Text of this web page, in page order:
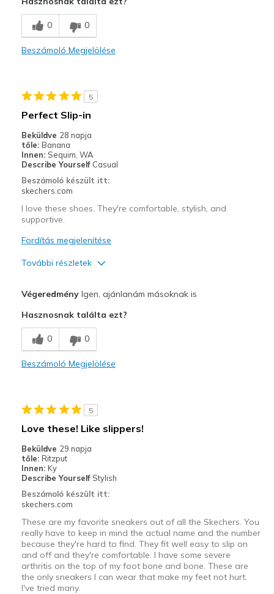
Breathe Well
Comfortable
Legjobb használat
Travel
Width
Feels true to width
Sizing
View On Shoes
I'm Into Shoes
0 0
Beszámoló Megjelölése
5
Perfect Slip-in
Beküldve 28 napja
tőle: Banana
Innen: Sequim, WA
Describe Yourself Casual
Beszámoló készült itt:
skechers.com
I love these shoes. They're comfortable, stylish, and
supportive.
Fordítás megjelenítése
További részletek
Breathe Well
Comfortable
Legjobb használat
Going Out
Width
Feels true to width
Sizing
View On Shoes
I'm Into Shoes
VégeredményIgen, ajánlanám másoknak is
Hasznosnak találta ezt?
0 0
Beszámoló Megjelölése
5
Love these! Like slippers!
Beküldve 29 napja
tőle: Ritzput
Innen: Ky
Describe Yourself Stylish
Beszámoló készült itt:
skechers.com
These are my favorite sneakers out of all the Skechers. You
really have to keep in mind the actual name and the number
because they're hard to find. They fit well easy to slip on
and off and they're comfortable. I have some severe
arthritis on the top of my foot bone and bone. These are
the only sneakers I can wear that make my feet not hurt.
I've tried many.